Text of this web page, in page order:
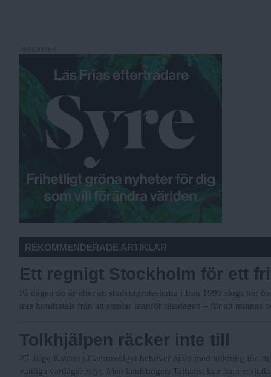
REKOMMENDERADE ARTIKLAR
Ett regnigt Stockholm för ett
På dagen tio år efter att studentprotesterna i Iran 1999 slogs ner
inte hundratals från att samlas utanför riksdagen – för att minnas
Tolkhjälpen räcker inte till
25-åriga Katarina Garamvölgyi behöver hjälp med tolkning för
vanliga vardagsbestyr. Men landstingets Taltjänst kan bara